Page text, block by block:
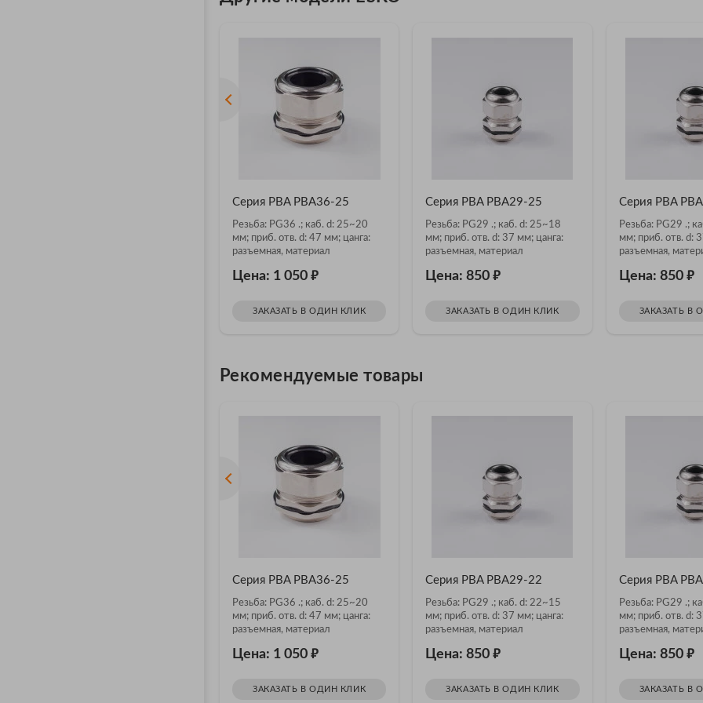
Серия PBA PBA36-25
Резьба: PG36 .; каб. d: 25~20
мм; приб. отв. d: 47 мм; цанга:
разъемная, материал
Цена: 1 050 ₽
ЗАКАЗАТЬ В ОДИН КЛИК
Серия PBA PBA29-25
Резьба: PG29 .; каб. d: 25~18
мм; приб. отв. d: 37 мм; цанга:
разъемная, материал
Цена: 850₽
ЗАКАЗАТЬ В ОДИН КЛИК
Серия PBA
Резьба: PG29 .;
мм; приб. отв. d:
разъемная,
Цена: 850 ₽
ЗАКАЗАТЬ В
Рекомендуемые товары
Серия PBA PBA36-25
Резьба: PG36 .; каб. d: 25~20
мм; приб. отв. d: 47 мм; цанга:
разъемная, материал
Цена: 1 050 ₽
ЗАКАЗАТЬ В ОДИН КЛИК
Серия PBA PBA29-22
Резьба: PG29 .; каб. d: 22~15
мм; приб. отв. d: 37 мм; цанга:
разъемная, материал
Цена: 850₽
ЗАКАЗАТЬ В ОДИН КЛИК
Серия PBA
Резьба: PG29 .;
мм; приб. отв. d:
разъемная,
Цена: 850 ₽
ЗАКАЗАТЬ В